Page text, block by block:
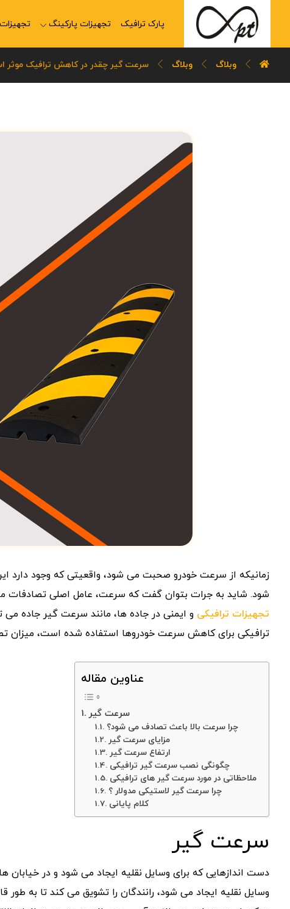
پارک ترافیک تجهیزات پارکینگ
وبلاگ وبلاگ سرعت گیر چقدر در کاهش ترافیک موثر
زمانیکه از سرعت خودرو صحبت می شود، واقعیتی که وجود دارد
شود. شاید به جرات بتوان گفت که سرعت، عامل اصلی تصادفات
تجهیزات ترافیکی و ایمنی در جاده ها، مانند سرعت گیر جاده
ترافیکی برای کاهش سرعت خودروها استفاده شده است، میزان
عناوین مقاله
سرعت گیر
چرا سرعت بالا باعث تصادف می شود؟
مزایای سرعت گیر
ارتفاع سرعت گیر
چگونگی نصب سرعت گیر ترافیکی
ملاحظاتی در مورد سرعت گیر های ترافیکی
چرا سرعت گیر لاستیکی مدولار ؟
کلام پایانی
سرعت گیر
دست اندازهایی که برای وسایل نقلیه ایجاد می شود و در
وسایل نقلیه ایجاد می شود، رانندگان را تشویق می کند تا به